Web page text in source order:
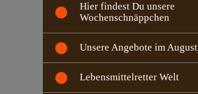
Hier findest Du unsere
Wochenschnäppchen
Unsere Angebote im August
Lebensmittelretter Welt